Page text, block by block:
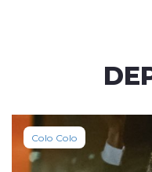
Colo Colo